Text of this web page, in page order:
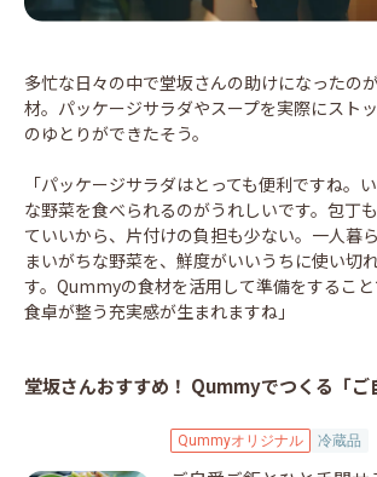
多忙な日々の中で堂坂さんの助けになったの
材。パッケージサラダやスープを実際にスト
のゆとりができたそう。
「パッケージサラダはとっても便利ですね。
な野菜を食べられるのがうれしいです。包丁
ていいから、片付けの負担も少ない。一人暮
まいがちな野菜を、鮮度がいいうちに使い切
す。Qummyの食材を活用して準備をすること
食卓が整う充実感が生まれますね」
堂坂さんおすすめ！ Qummyでつくる「ご
Qummyオリジナル 冷蔵品